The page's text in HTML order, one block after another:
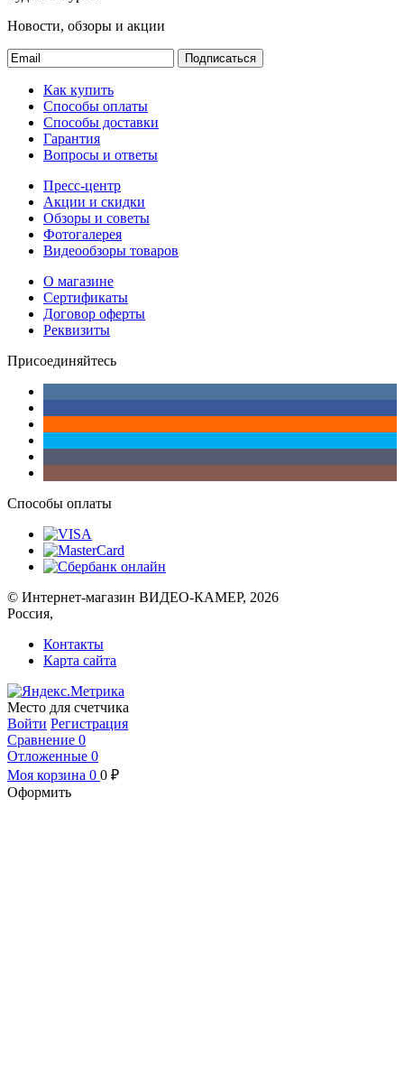
Новости, обзоры и акции
Подписаться
Как купить
Способы оплаты
Способы доставки
Гарантия
Вопросы и ответы
Пресс-центр
Акции и скидки
Обзоры и советы
Фотогалерея
Видеообзоры товаров
О магазине
Сертификаты
Договор оферты
Реквизиты
Присоединяйтесь
Способы оплаты
© Интернет-магазин ВИДЕО-КАМЕР, 2026
Россия,
Контакты
Карта сайта
Место для счетчика
Войти Регистрация
Сравнение 0
Отложенные 0
Моя корзина 0 0 ₽
Оформить